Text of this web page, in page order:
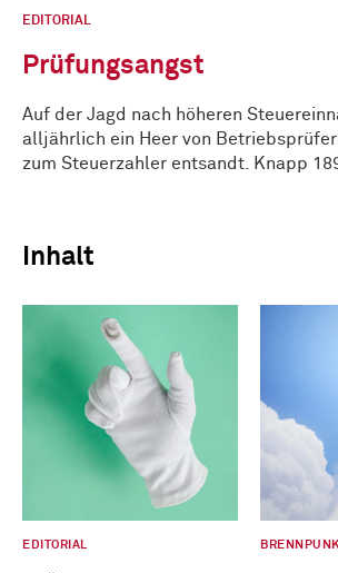
EDITORIAL
Prüfungsangst
Auf der Jagd nach höheren
alljährlich ein Heer von
zum Steuerzahler entsandt. Knapp
Inhalt
EDITORIAL